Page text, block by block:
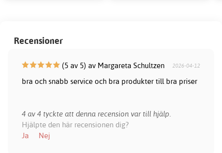
Recensioner
(5 av 5) av Margareta Schultzen 2026-04-12
bra och snabb service och bra produkter till bra priser
4 av 4 tyckte att denna recension var till hjälp.
Hjälpte den här recensionen dig?
Ja
Nej